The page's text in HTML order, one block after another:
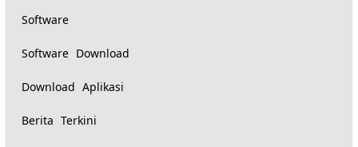
Software
Software Download
Download Aplikasi
Berita Terkini